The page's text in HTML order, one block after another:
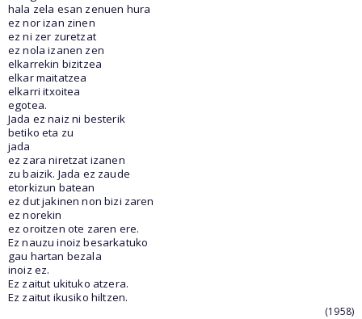
hala zela esan zenuen hura
ez nor izan zinen
ez ni zer zuretzat
ez nola izanen zen
elkarrekin bizitzea
elkar maitatzea
elkarri itxoitea
egotea.
Jada ez naiz ni besterik
betiko eta zu
jada
ez zara niretzat izanen
zu baizik. Jada ez zaude
etorkizun batean
ez dut jakinen non bizi zaren
ez norekin
ez oroitzen ote zaren ere.
Ez nauzu inoiz besarkatuko
gau hartan bezala
inoiz ez.
Ez zaitut ukituko atzera.
Ez zaitut ikusiko hiltzen.
(1958)